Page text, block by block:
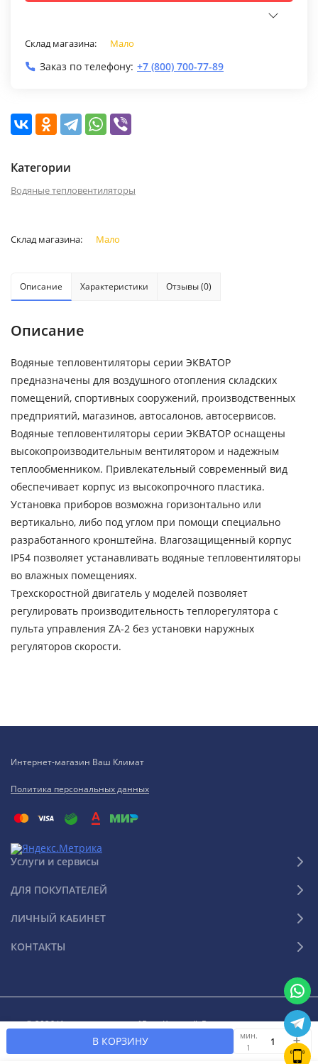
В КОРЗИНУ
мин.
1
Склад магазина: Мало
Заказ по телефону: +7 (800) 700-77-89
Категории
Водяные тепловентиляторы
Склад магазина: Мало
Описание Характеристики Отзывы (0)
Описание
Водяные тепловентиляторы серии ЭКВАТОР
предназначены для воздушного отопления складских
помещений, спортивных сооружений, производственных
предприятий, магазинов, автосалонов, автосервисов.
Водяные тепловентиляторы серии ЭКВАТОР оснащены
высокопроизводительным вентилятором и надежным
теплообменником. Привлекательный современный вид
обеспечивает корпус из высокопрочного пластика.
Установка приборов возможна горизонтально или
вертикально, либо под углом при помощи специально
разработанного кронштейна. Влагозащищенный корпус
IP54 позволяет устанавливать водяные тепловентиляторы
во влажных помещениях.
Трехскоростной двигатель у моделей позволяет
регулировать производительность теплорегулятора с
пульта управления ZA-2 без установки наружных
регуляторов скорости.
Интернет-магазин Ваш Климат
Политика персональных данных
Услуги и сервисы
ДЛЯ ПОКУПАТЕЛЕЙ
ЛИЧНЫЙ КАБИНЕТ
КОНТАКТЫ
© 2026 Интернет-магазин "Ваш Климат". Все права защищены